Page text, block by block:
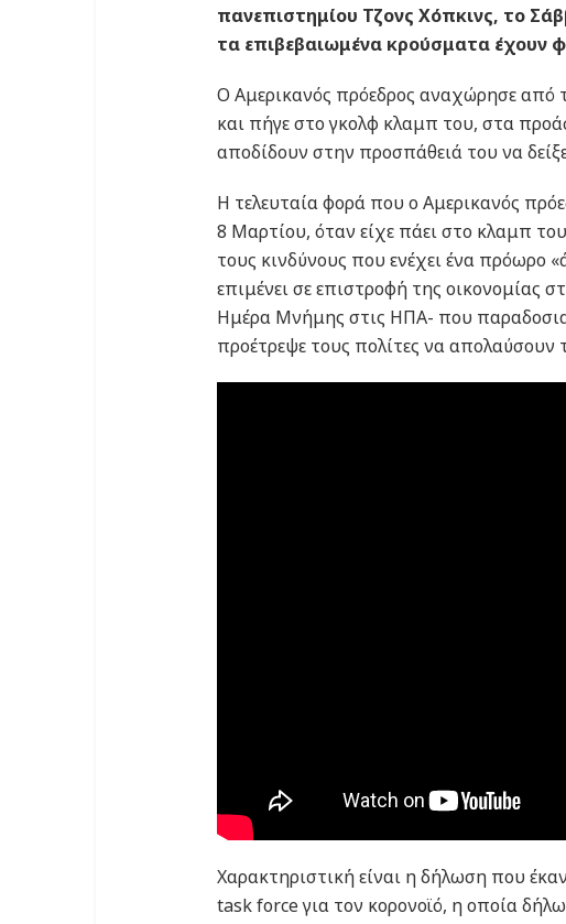
πανεπιστημίου Τζονς Χόπκινς, το
τα επιβεβαιωμένα κρούσματα έχουν
Ο Αμερικανός πρόεδρος αναχώρησε από
και πήγε στο γκολφ κλαμπ του, στα
αποδίδουν στην προσπάθειά του να
Η τελευταία φορά που ο Αμερικανός
8 Μαρτίου, όταν είχε πάει στο κλαμπ
τους κινδύνους που ενέχει ένα πρόωρο
επιμένει σε επιστροφή της οικονομίας
Ημέρα Μνήμης στις ΗΠΑ- που
προέτρεψε τους πολίτες να απολαύσουν
Χαρακτηριστική είναι η δήλωση που
task force για τον κορονοϊό, η οποία